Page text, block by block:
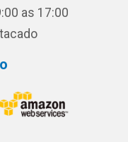
as 17:00